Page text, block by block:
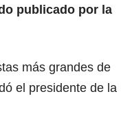
publicado por la
más grandes de
el presidente de la